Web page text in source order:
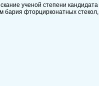
ученой степени кандидата
бария фторцирконатных стекол,